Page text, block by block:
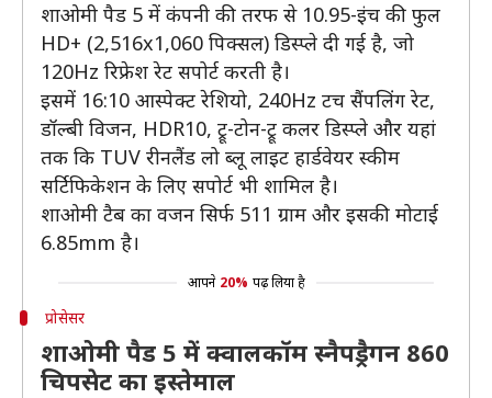
शाओमी पैड 5 में कंपनी की तरफ से 10.95-इंच की फुल
HD+ (2,516x1,060 पिक्सल) डिस्प्ले दी गई है, जो
120Hz रिफ्रेश रेट सपोर्ट करती है।
इसमें 16:10 आस्पेक्ट रेशियो, 240Hz टच सैंपलिंग रेट,
डॉल्बी विजन, HDR10, ट्रू-टोन-ट्रू कलर डिस्प्ले और यहां
तक ​​कि TUV रीनलैंड लो ब्लू लाइट हार्डवेयर स्कीम
सर्टिफिकेशन के लिए सपोर्ट भी शामिल है।
शाओमी टैब का वजन सिर्फ 511 ग्राम और इसकी मोटाई
6.85mm है।
आपने 20% पढ़ लिया है
प्रोसेसर
शाओमी पैड 5 में क्वालकॉम स्नैपड्रैगन 860
चिपसेट का इस्तेमाल